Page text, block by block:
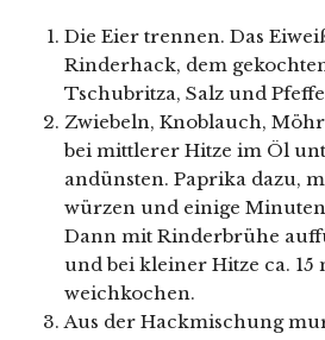
Die Eier trennen. Das
Rinderhack, dem
Tschubritza, Salz und
Zwiebeln, Knoblauch,
bei mittlerer Hitze im Öl
andünsten. Paprika dazu,
würzen und einige
Dann mit Rinderbrühe
und bei kleiner Hitze ca. 15
weichkochen.
Aus der Hackmischung